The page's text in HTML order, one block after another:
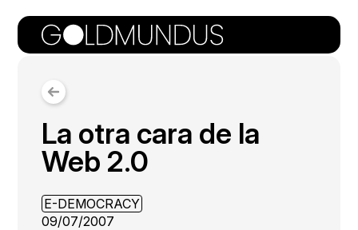
La otra cara de la
Web 2.0
E-DEMOCRACY
09/07/2007